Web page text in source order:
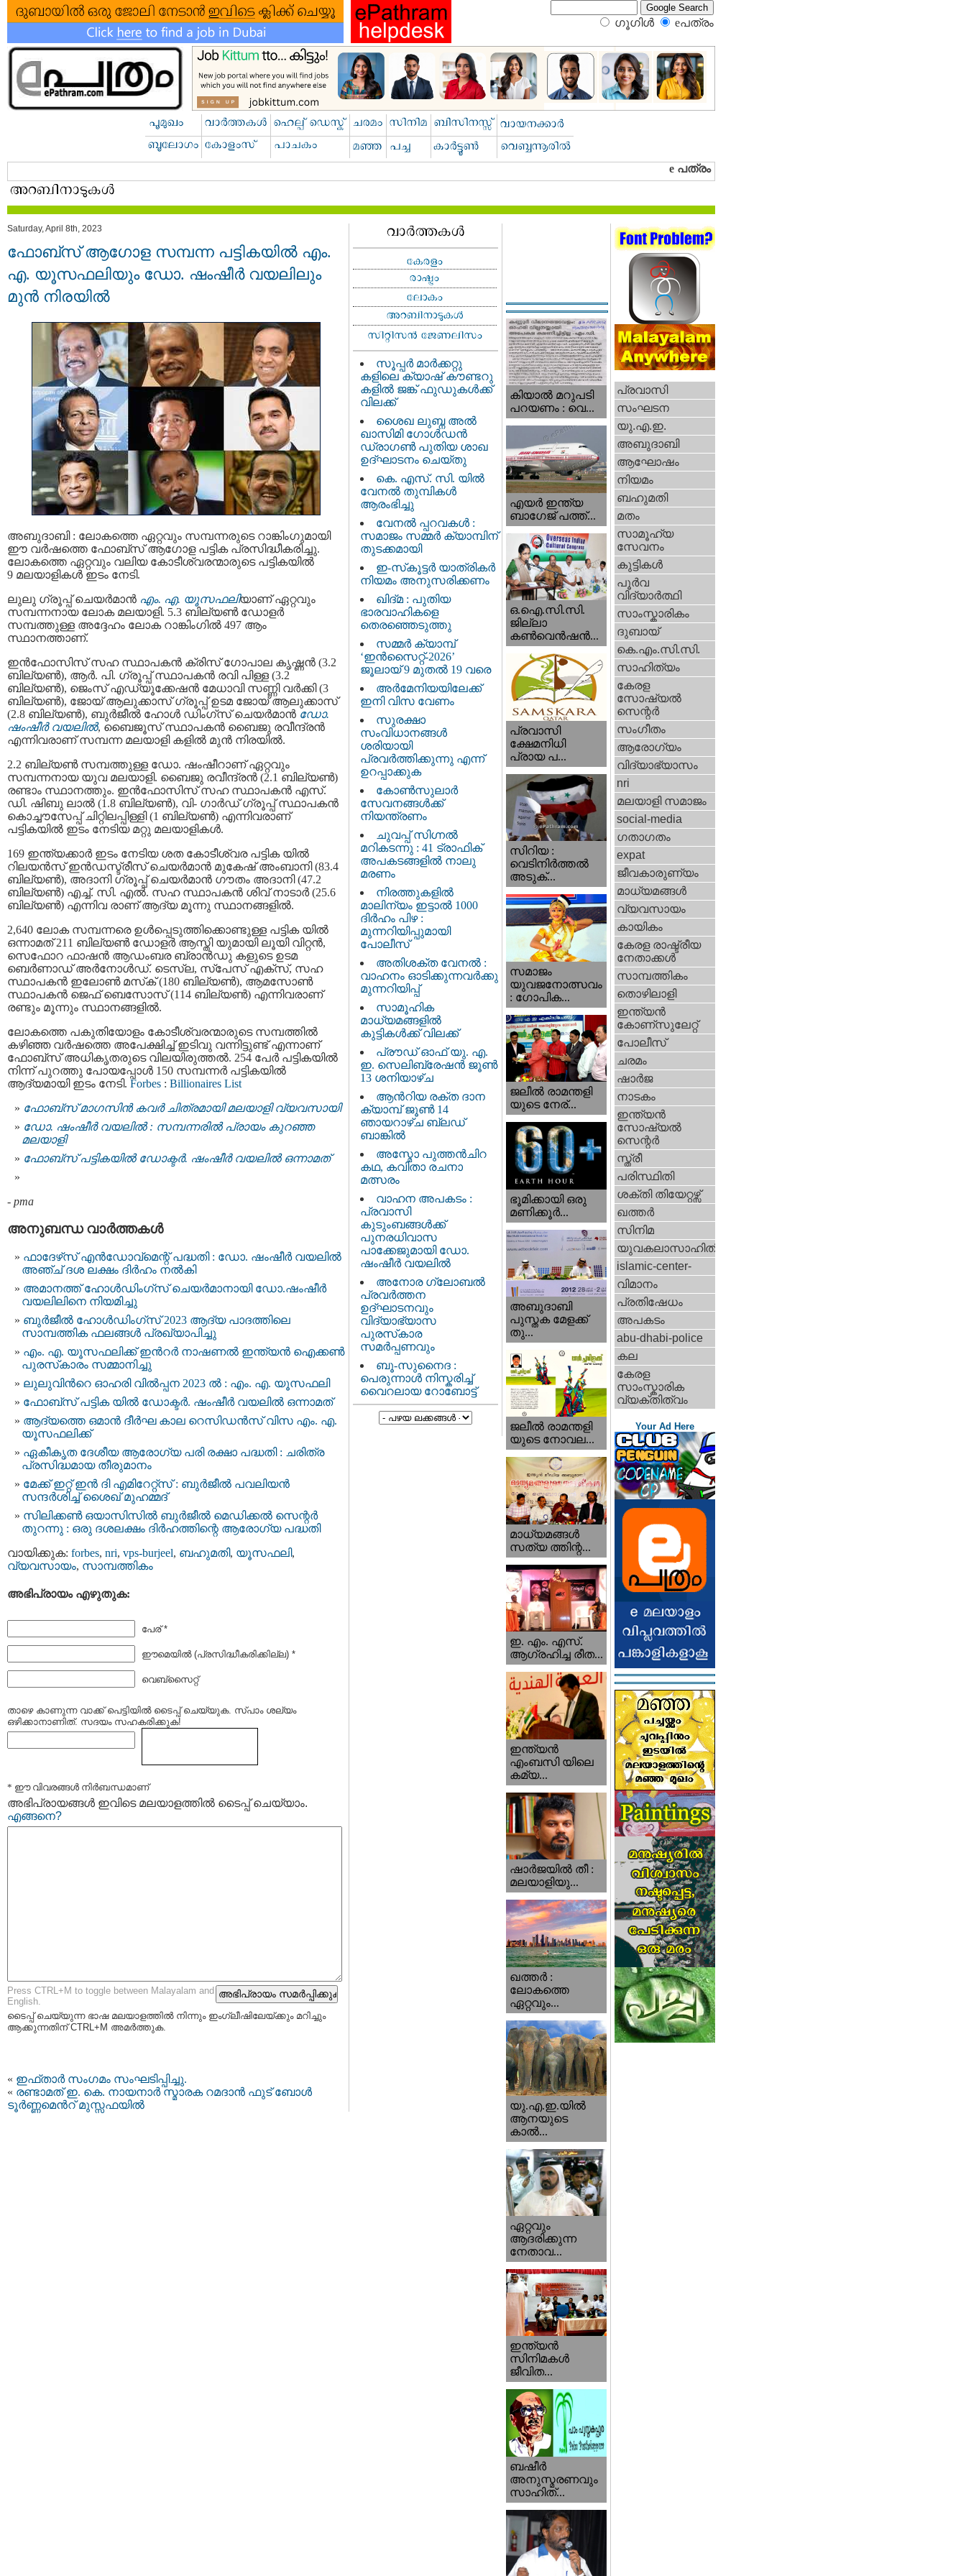
ഗൂഗിള്‍ eപത്രം‍
Saturday, April 8th, 2023
ഫോബ്‌സ് ആഗോള സമ്പന്ന പട്ടികയിൽ എം.
എ. യൂസഫലിയും ഡോ. ഷംഷീർ വയലിലും
മുൻ നിരയിൽ
അബുദാബി : ലോകത്തെ ഏറ്റവും സമ്പന്നരുടെ റാങ്കിംഗുമായി
ഈ വർഷത്തെ ഫോബ്‌സ് ആഗോള പട്ടിക പ്രസിദ്ധീകരിച്ചു.
ലോകത്തെ ഏറ്റവും വലിയ കോടീശ്വരന്മാരുടെ പട്ടികയിൽ
9 മലയാളികള്‍ ഇടം നേടി.
ലുലു ഗ്രൂപ്പ് ചെയർമാൻ എം. എ. യൂസഫലിയാണ് ഏറ്റവും
സമ്പന്നനായ ലോക മലയാളി. 5.3 ബില്യൺ ഡോളർ
സമ്പത്തുള്ള അദ്ദേഹം ലോക റാങ്കിംഗിൽ 497 ആം
സ്ഥാനത്താണ്.
ഇൻഫോസിസ് സഹ സ്ഥാപകൻ ക്രിസ് ഗോപാല കൃഷ്ണൻ (3.2
ബില്യൺ), ആർ. പി. ഗ്രൂപ്പ് സ്ഥാപകൻ രവി പിള്ള (3.2
ബില്യൺ), ജെംസ് എഡ്യൂക്കേഷൻ മേധാവി സണ്ണി വർക്കി (3
ബില്യൺ), ജോയ് ആലുക്കാസ് ഗ്രൂപ്പ് ഉടമ ജോയ് ആലുക്കാസ്
(2.8 ബില്യൺ), ബുർജീൽ ഹോൾ ഡിംഗ്‌സ് ചെയർമാൻ ഡോ.
ഷംഷീർ വയലിൽ, ബൈജൂസ്‌ സ്ഥാപകൻ ബൈജു രവീന്ദ്രൻ
എന്നിവരാണ് സമ്പന്ന മലയാളി കളിൽ മുൻ നിരയിൽ.
2.2 ബില്യൺ സമ്പത്തുള്ള ഡോ. ഷംഷീറാണ്‌ ഏറ്റവും
സമ്പന്നനായ യുവ മലയാളി. ബൈജു രവീന്ദ്രൻ (2.1 ബില്യൺ)
രണ്ടാം സ്ഥാനത്തും. ഇൻഫോസിസ് സഹ സ്ഥാപകൻ എസ്.
ഡി. ഷിബു ലാൽ (1.8 ബില്യൺ), വി- ഗാർഡ് ഗ്രൂപ്പ് സ്ഥാപകൻ
കൊച്ചൗസേപ്പ് ചിറ്റിലപ്പിള്ളി (1 ബില്യൺ) എന്നിവരാണ്
പട്ടികയിൽ ഇടം നേടിയ മറ്റു മലയാളികൾ.
169 ഇന്ത്യക്കാർ ഇടം നേടിയ ശത കോടീശ്വര പട്ടിക യിൽ
റിലയൻസ് ഇൻഡസ്ട്രീസ് ചെയർമാൻ മുകേഷ് അംബാനി (83.4
ബില്യൺ), അദാനി ഗ്രൂപ്പ് ചെയർമാൻ ഗൗതം അദാനി (47.2
ബില്യൺ) എച്ച്. സി. എൽ. സഹ സ്ഥാപകൻ ശിവ് നാടാർ (25.6
ബില്യൺ) എന്നിവ രാണ് ആദ്യ മൂന്നു സ്ഥാനങ്ങളിൽ.
2,640 ലോക സമ്പന്നരെ ഉൾപ്പെടുത്തിക്കൊണ്ടുള്ള പട്ടിക യിൽ
ഒന്നാമത് 211 ബില്യൺ ഡോളർ ആസ്തി യുമായി ലൂയി വിറ്റൻ,
സെഫോറ ഫാഷൻ ആഡംബര ബ്രാൻഡു കളുടെ ഉടമ
ബെർണാഡ് അർനോൾഡ്. ടെസ്‌ല, സ്‌പേസ് എക്സ്, സഹ
സ്ഥാപകൻ ഇലോൺ മസ്‌ക് (180 ബില്യൺ), ആമസോൺ
സ്ഥാപകൻ ജെഫ് ബെസോസ് (114 ബില്യൺ) എന്നിവരാണ്
രണ്ടും മൂന്നും സ്ഥാനങ്ങളിൽ.
ലോകത്തെ പകുതിയോളം കോടീശ്വരന്മാരുടെ സമ്പത്തിൽ
കഴിഞ്ഞ വർഷത്തെ അപേക്ഷിച്ച് ഇടിവു വന്നിട്ടുണ്ട് എന്നാണ്
ഫോബ്‌സ് അധികൃതരുടെ വിലയിരുത്തൽ. 254 പേർ പട്ടികയിൽ
നിന്ന് പുറത്തു പോയപ്പോൾ 150 സമ്പന്നർ പട്ടികയിൽ
ആദ്യമായി ഇടം നേടി. Forbes : Billionaires List
ഫോബ്‌സ് മാഗസിന്‍ കവര്‍ ചിത്രമായി മലയാളി വ്യവസായി
ഡോ. ഷംഷീര്‍ വയലില്‍ : സമ്പന്നരില്‍ പ്രായം കുറഞ്ഞ
മലയാളി
ഫോബ്‌സ് പട്ടികയില്‍ ഡോക്ടര്‍. ഷംഷീര്‍ വയലില്‍ ഒന്നാമത്
- pma
അനുബന്ധ വാര്‍ത്തകള്‍
ഫാദേഴ്‌സ് എന്‍ഡോവ്‌മെന്റ് പദ്ധതി : ഡോ. ഷംഷീര്‍ വയലില്‍
അഞ്ച് ദശ ലക്ഷം ദിര്‍ഹം നല്‍കി
അമാനത്ത് ഹോൾഡിംഗ്‌സ് ചെയർമാനായി ഡോ.ഷംഷീർ
വയലിലിനെ നിയമിച്ചു
ബുര്‍ജീല്‍ ഹോള്‍ഡിംഗ്സ് 2023 ആദ്യ പാദത്തിലെ
സാമ്പത്തിക ഫലങ്ങൾ പ്രഖ്യാപിച്ചു
എം. എ. യൂസഫലിക്ക് ഇന്‍റര്‍ നാഷണല്‍ ഇന്ത്യൻ ഐക്കണ്‍
പുരസ്‌കാരം സമ്മാനിച്ചു
ലുലുവിന്‍റെ ഓഹരി വിൽപ്പന 2023 ല്‍ : എം. എ. യൂസഫലി
ഫോബ്‌സ് പട്ടിക യില്‍ ഡോക്ടര്‍. ഷംഷീര്‍ വയലില്‍ ഒന്നാമത്
ആദ്യത്തെ ഒമാന്‍ ദീര്‍ഘ കാല റെസിഡന്‍സ് വിസ എം. എ.
യൂസഫലിക്ക്
ഏകീകൃത ദേശീയ ആരോഗ്യ പരി രക്ഷാ പദ്ധതി : ചരിത്ര
പ്രസിദ്ധമായ തീരുമാനം
മേക്ക് ഇറ്റ് ഇൻ ദി എമിറേറ്റ്‌സ് : ബുർജീൽ പവലിയൻ
സന്ദർശിച്ച് ശൈഖ് മുഹമ്മദ്
സിലിക്കൺ ഒയാസിസിൽ ബുർജീൽ മെഡിക്കൽ സെന്റർ
തുറന്നു : ഒരു ദശലക്ഷം ദിർഹത്തിന്റെ ആരോഗ്യ പദ്ധതി
വായിക്കുക: forbes, nri, vps-burjeel, ബഹുമതി, യൂസഫലി,
വ്യവസായം, സാമ്പത്തികം
അഭിപ്രായം എഴുതുക:
പേര് *
ഈമെയില്‍ (പ്രസിദ്ധീകരിക്കില്ല) *
വെബ്സൈറ്റ്
താഴെ കാണുന്ന വാക്ക് പെട്ടിയില്‍ ടൈപ്പ്‌ ചെയ്യുക. സ്പാം ശല്യം
ഒഴിക്കാനാണിത്. സദയം സഹകരിക്കുക!
* ഈ വിവരങ്ങള്‍ നിര്‍ബന്ധമാണ്
അഭിപ്രായങ്ങള്‍ ഇവിടെ മലയാളത്തില്‍ ടൈപ്പ് ചെയ്യാം.
എങ്ങനെ?
Press CTRL+M to toggle between Malayalam and
English.
ടൈപ്പ്‌ ചെയ്യുന്ന ഭാഷ മലയാളത്തില്‍ നിന്നും ഇംഗ്ലീഷിലേയ്ക്കും മറിച്ചും
ആക്കുന്നതിന് CTRL+M അമര്‍ത്തുക.
« ഇഫ്‌താർ സംഗമം സംഘടിപ്പിച്ചു.
« രണ്ടാമത് ഇ. കെ. നായനാർ സ്മാരക റമദാൻ ഫുട് ബോള്‍
ടൂര്‍ണ്ണമെന്‍റ് മുസ്സഫയില്‍
സൂപ്പർ മാർക്കറ്റു
കളിലെ ക്യാഷ് കൗണ്ടറു
കളിൽ ജങ്ക് ഫുഡുകൾക്ക്
വിലക്ക്
ശൈഖ ലുബ്ന അൽ
ഖാസിമി ഗോൾഡൻ
ഡ്രാഗൺ പുതിയ ശാഖ
ഉദ്ഘാടനം ചെയ്തു
കെ. എസ്. സി. യിൽ
വേനൽ തുമ്പികൾ
ആരംഭിച്ചു
വേനൽ പ്പറവകൾ :
സമാജം സമ്മർ ക്യാമ്പിന്
തുടക്കമായി
ഇ-സ്‌കൂട്ടർ യാത്രികർ
നിയമം അനുസരിക്കണം
ഖിദ്മ : പുതിയ
ഭാരവാഹികളെ
തെരഞ്ഞെടുത്തു
സമ്മർ ക്യാമ്പ്
‘ഇൻസൈറ്റ്-2026’
ജൂലായ് 9 മുതൽ 19 വരെ
അർമേനിയയിലേക്ക്
ഇനി വിസ വേണം
സുരക്ഷാ
സംവിധാനങ്ങൾ
ശരിയായി
പ്രവർത്തിക്കുന്നു എന്ന്
ഉറപ്പാക്കുക
കോൺസുലാർ
സേവനങ്ങൾക്ക്
നിയന്ത്രണം
ചുവപ്പ് സിഗ്നൽ
മറികടന്നു : 41 ട്രാഫിക്
അപകടങ്ങളിൽ നാലു
മരണം
നിരത്തുകളിൽ
മാലിന്യം ഇട്ടാൽ 1000
ദിർഹം പിഴ :
മുന്നറിയിപ്പുമായി
പോലീസ്
അതിശക്ത വേനൽ :
വാഹനം ഓടിക്കുന്നവർക്കു
മുന്നറിയിപ്പ്
സാമൂഹിക
മാധ്യമങ്ങളിൽ
കുട്ടികൾക്ക് വിലക്ക്
പ്രൗഡ് ഓഫ് യു. എ.
ഇ. സെലിബ്രേഷൻ ജൂൺ
13 ശനിയാഴ്ച
ആൻറിയ രക്ത ദാന
ക്യാമ്പ് ജൂൺ 14
ഞായറാഴ്ച ബ്ലഡ്
ബാങ്കിൽ
അസ്മോ പുത്തൻചിറ
കഥ, കവിതാ രചനാ
മത്സരം
വാഹന അപകടം :
പ്രവാസി
കുടുംബങ്ങൾക്ക്
പുനരധിവാസ
പാക്കേജുമായി ഡോ.
ഷംഷീർ വയലിൽ
അനോര ഗ്ലോബൽ
പ്രവർത്തന
ഉദ്ഘാടനവും
വിദ്യാഭ്യാസ
പുരസ്‌കാര
സമർപ്പണവും
ബൂ-സുനൈദ :
പെരുന്നാൾ നിസ്കരിച്ച്
വൈറലായ റോബോട്ട്
കിയാല്‍ മറുപടി
പറയണം : വെ...
എയര്‍ ഇന്ത്യ
ബാഗേജ് പത്ത്...
ഒ.ഐ.സി.സി.
ജില്ലാ
കൺവെൻഷൻ...
പ്രവാസി
ക്ഷേമനിധി
പ്രായ പ...
സിറിയ :
വെടിനിർത്തൽ
അടുക്...
സമാജം
യുവജനോത്സവം
: ഗോപിക...
ജലീല്‍ രാമന്തളി
യുടെ നേര്...
ഭൂമിക്കായി ഒരു
മണിക്കൂര്‍...
അബുദാബി
പുസ്തക മേളക്ക്
തു...
ജലീല്‍ രാമന്തളി
യുടെ നോവല...
മാധ്യമങ്ങള്‍
സത്യ ത്തിന്റ...
ഇ. എം. എസ്.
ആഗ്രഹിച്ച രീത...
ഇന്ത്യന്‍
എംബസി യിലെ
കമ്യ...
ഷാര്‍ജയില്‍ തീ :
മലയാളിയു...
ഖത്തര്‍ :
ലോകത്തെ
ഏറ്റവും...
യു.എ.ഇ.യില്‍
ആനയുടെ
കാല്‍...
ഏറ്റവും
ആദരിക്കുന്ന
നേതാവ...
ഇന്ത്യന്‍
സിനിമകള്‍
ജീവിത...
ബഷീര്‍
അനുസ്മരണവും
സാഹിത്...
പ്രവാസി
സംഘടന
യു.എ.ഇ.
അബുദാബി
ആഘോഷം
നിയമം
ബഹുമതി
മതം
സാമൂഹ്യ
സേവനം
കുട്ടികള്‍
പൂര്‍വ
വിദ്യാര്‍ത്ഥി
സാംസ്കാരികം
ദുബായ്‌
കെ.എം.സി.സി.
സാഹിത്യം
കേരള
സോഷ്യല്‍
സെന്റര്‍
സംഗീതം
ആരോഗ്യം
വിദ്യാഭ്യാസം
nri
മലയാളി സമാജം
social-media
ഗതാഗതം
expat
ജീവകാരുണ്യം
മാധ്യമങ്ങള്‍
വ്യവസായം
കായികം
കേരള രാഷ്ട്രീയ
നേതാക്കള്‍
സാമ്പത്തികം
തൊഴിലാളി
ഇന്ത്യന്‍
കോണ്സുലേറ്റ്
പോലീസ്
ചരമം
ഷാര്‍ജ
നാടകം
ഇന്ത്യന്‍
സോഷ്യല്‍
സെന്റര്‍
സ്ത്രീ
പരിസ്ഥിതി
ശക്തി തിയേറ്റഴ്സ്
ഖത്തര്‍
സിനിമ
യുവകലാസാഹിതി
islamic-center-
വിമാനം
പ്രതിഷേധം
അപകടം
abu-dhabi-police
കല
കേരള
സാംസ്കാരിക
വ്യക്തിത്വം
Your Ad Here